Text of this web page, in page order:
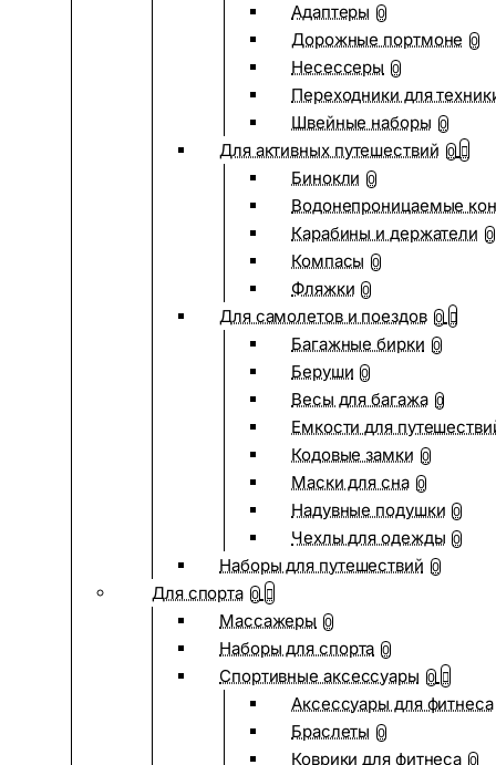
Адаптеры 0
Дорожные портмоне 0
Несессеры 0
Переходники для
Швейные наборы 0
Для активных путешествий 0
Бинокли 0
Водонепроницаемые
Карабины и держатели 0
Компасы 0
Фляжки 0
Для самолетов и поездов 0
Багажные бирки 0
Беруши 0
Весы для багажа 0
Емкости для
Кодовые замки 0
Маски для сна 0
Надувные подушки 0
Чехлы для одежды 0
Наборы для путешествий 0
Для спорта 0
Массажеры 0
Наборы для спорта 0
Спортивные аксессуары 0
Аксессуары для фитнеса
Браслеты 0
Коврики для фитнеса 0